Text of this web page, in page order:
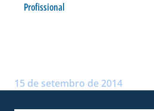
Profissional
15 de setembro de 2014